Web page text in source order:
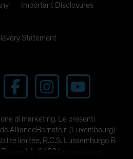
Important Disclosures
Statement
di marketing. Le presenti
AllianceBernstein (Luxembourg)
limitée, R.C.S. Lussemburgo B
L-2453 Lussemburgo.